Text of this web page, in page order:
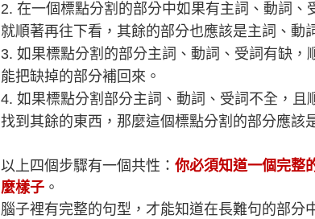
2. 在一個標點分割的部分中如果有主詞、動詞、
就順著再往下看，其餘的部分也應該是主詞、動
3. 如果標點分割的部分主詞、動詞、受詞有缺，
能把缺掉的部分補回來。
4. 如果標點分割部分主詞、動詞、受詞不全，且
找到其餘的東西，那麼這個標點分割的部分應該
以上四個步驟有一個共性： 你必須知道一個完整
麼樣子 。
腦子裡有完整的句型，才能知道在長難句的部分